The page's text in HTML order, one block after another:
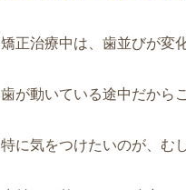
矯正治療中は、歯並びが変
歯が動いている途中だから
特に気をつけたいのが、む